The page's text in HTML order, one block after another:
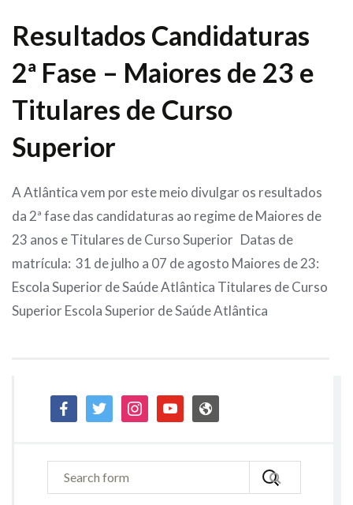
Resultados Candidaturas
2ª Fase – Maiores de 23 e
Titulares de Curso
Superior
A Atlântica vem por este meio divulgar os resultados
da 2ª fase das candidaturas ao regime de Maiores de
23 anos e Titulares de Curso Superior Datas de
matrícula: 31 de julho a 07 de agosto Maiores de 23:
Escola Superior de Saúde Atlântica Titulares de Curso
Superior Escola Superior de Saúde Atlântica
facebooktwitter instagramyoutubeadmin-
site